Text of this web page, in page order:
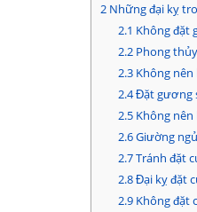
2 Những đại kỵ
2.1 Không đặt
2.2Phong
2.3Không nên
2.4Đặt gương
2.5Không nên
2.6Giường
2.7Tránh đặt
2.8Đại kỵ đặt
2.9Không đặt